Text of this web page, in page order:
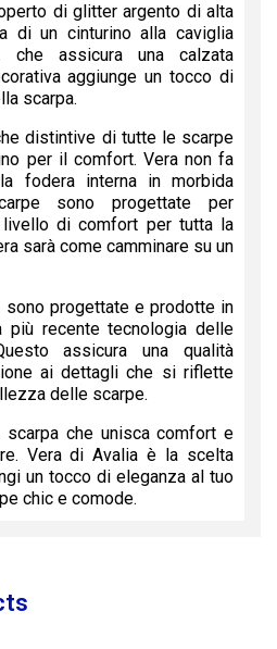
di glitter argento di alta
di un cinturino alla caviglia
che assicura una calzata
aggiunge un tocco di
scarpa.
distintive di tutte le scarpe
per il comfort. Vera non fa
fodera interna in morbida
sono progettate per
di comfort per tutta la
sarà come camminare su un
sono progettate e prodotte in
più recente tecnologia delle
assicura una qualità
ai dettagli che si riflette
delle scarpe.
scarpa che unisca comfort e
Vera di Avalia è la scelta
un tocco di eleganza al tuo
chic e comode.